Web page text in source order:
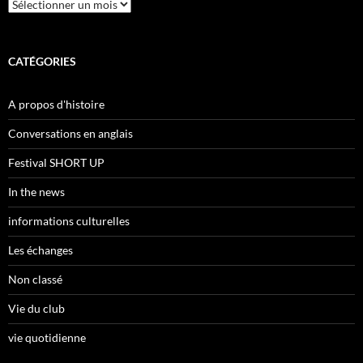
CATÉGORIES
A propos d'histoire
Conversations en anglais
Festival SHORT UP
In the news
informations culturelles
Les échanges
Non classé
Vie du club
vie quotidienne